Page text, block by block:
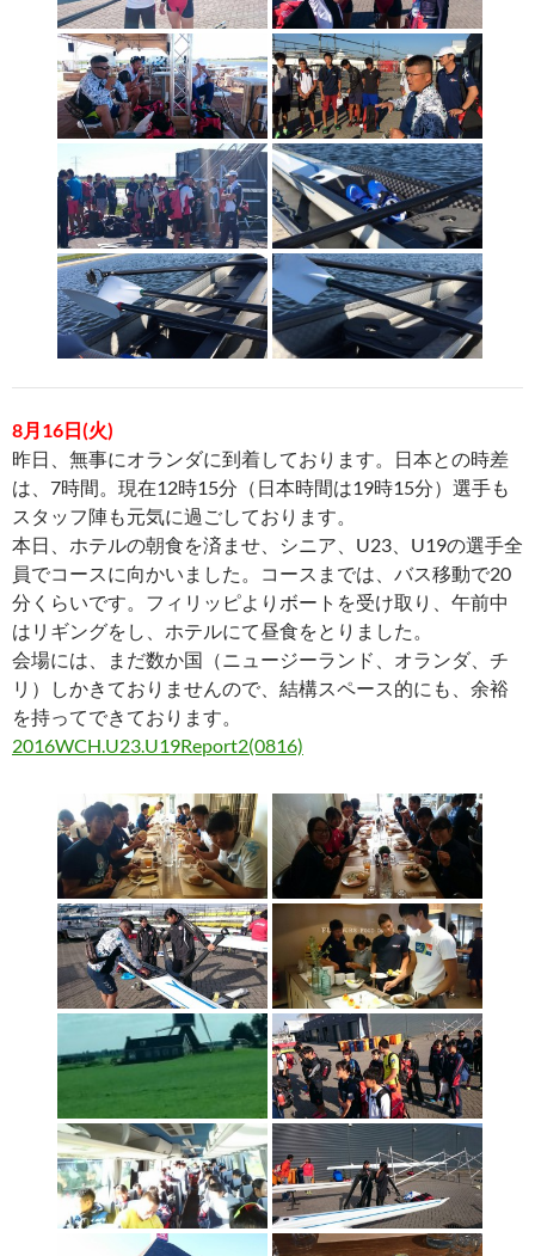
8月16日(火)
昨日、無事にオランダに到着しております。日本との時差
は、7時間。現在12時15分（日本時間は19時15分）選手も
スタッフ陣も元気に過ごしております。
本日、ホテルの朝食を済ませ、シニア、U23、U19の選手全
員でコースに向かいました。コースまでは、バス移動で20
分くらいです。フィリッピよりボートを受け取り、午前中
はリギングをし、ホテルにて昼食をとりました。
会場には、まだ数か国（ニュージーランド、オランダ、チ
リ）しかきておりませんので、結構スペース的にも、余裕
を持ってできております。
2016WCH.U23.U19Report2(0816)